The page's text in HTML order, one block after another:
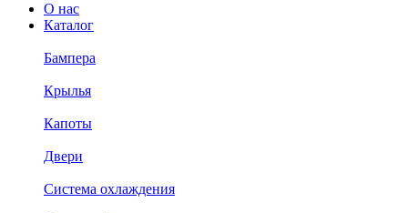
О нас
Каталог
Бампера
Крылья
Капоты
Двери
Система охлаждения